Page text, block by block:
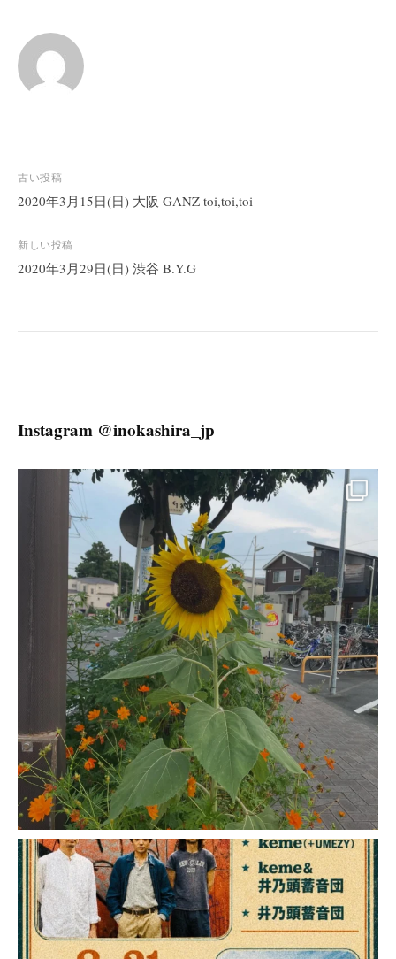
投
稿
ビ
ゲ
古い投稿
2020年3月15日(日) 大阪 GANZ toi,toi,toi
新しい投稿
2020年3月29日(日) 渋谷 B.Y.G
Instagram @inokashira_jp